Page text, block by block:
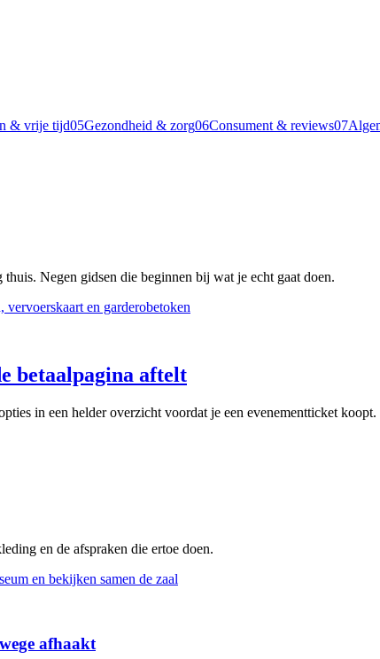
& vrije tijd05Gezondheid & zorg06Consument & reviews07
Negen gidsen die beginnen bij wat je echt gaat doen.
betaalpagina aftelt
in een helder overzicht voordat je een evenementticket koopt.
en de afspraken die ertoe doen.
afhaakt